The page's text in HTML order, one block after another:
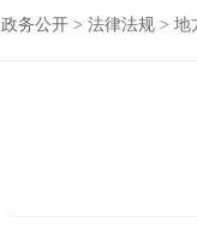
政务公开 > 法律法规 > 地